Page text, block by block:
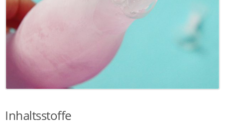
Inhaltsstoffe